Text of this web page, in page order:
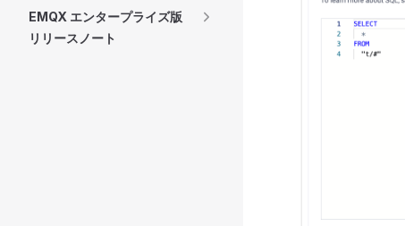
EMQX エンタープライズ版
リリースノート